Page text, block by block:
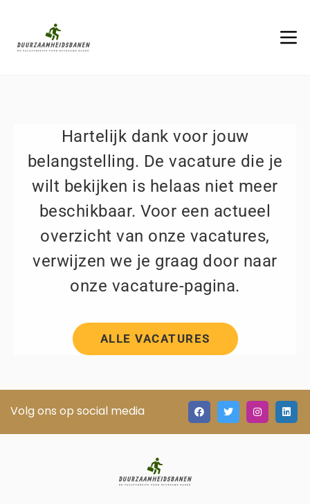
Hartelijk dank voor jouw
belangstelling. De vacature die je
wilt bekijken is helaas niet meer
beschikbaar. Voor een actueel
overzicht van onze vacatures,
verwijzen we je graag door naar
onze vacature-pagina.
ALLE VACATURES
Volg ons op social media